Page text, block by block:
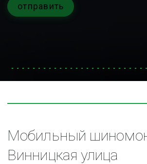
отправить
Мобильный
Винницкая улица